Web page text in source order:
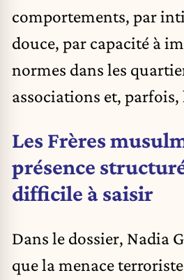
comportements, par
douce, par capacité à
normes dans les
associations et,
Les Frères
présence
difficile à saisir
Dans le dossier, Nadia
que la menace